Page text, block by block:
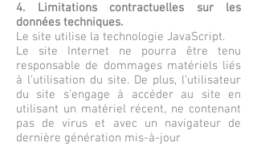
4. Limitations contractuelles sur les
données techniques.
Le site utilise la technologie JavaScript.
Le site Internet ne pourra être tenu
responsable de dommages matériels liés
à l’utilisation du site. De plus, l’utilisateur
du site s’engage à accéder au site en
utilisant un matériel récent, ne contenant
pas de virus et avec un navigateur de
dernière génération mis-à-jour